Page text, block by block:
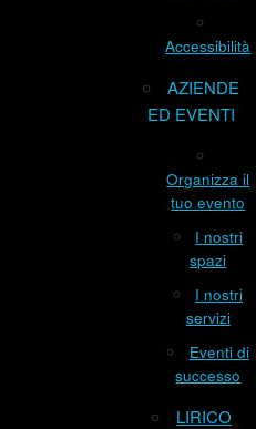
Accessibilità
AZIENDE
ED EVENTI
Organizza il
tuo evento
I nostri
spazi
I nostri
servizi
Eventi di
successo
LIRICO